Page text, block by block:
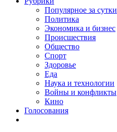
Популярное за сутки
Политика
Экономика и бизнес
Происшествия
Общество
Спорт
Здоровье
Еда
Наука и технологии
Войны и конфликты
Кино
Голосования